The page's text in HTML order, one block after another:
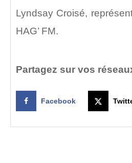
Lyndsay Croisé,
HAG’ FM.
Partagez sur vos
Facebook